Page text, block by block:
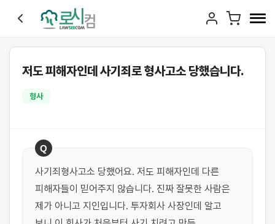
저도 피해자인데 사기죄로 형사고소 당했습니다.
형사
Q
사기죄형사고소 당했어요. 저도 피해자인데 다른
피해자들이 믿어주지 않습니다. 진짜 잘못한 사람은
제가 아니고 지인입니다. 투자회사 사장인데 알고